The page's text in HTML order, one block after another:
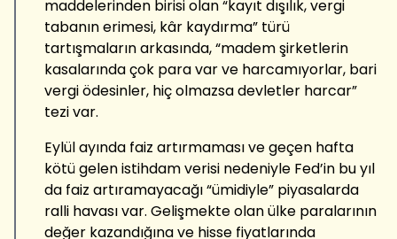
maddelerinden birisi olan “kayıt dışılık, vergi
tabanın erimesi, kâr kaydırma” türü
tartışmaların arkasında, “madem şirketlerin
kasalarında çok para var ve harcamıyorlar, bari
vergi ödesinler, hiç olmazsa devletler harcar”
tezi var.
Eylül ayında faiz artırmaması ve geçen hafta
kötü gelen istihdam verisi nedeniyle Fed’in bu yıl
da faiz artıramayacağı “ümidiyle” piyasalarda
ralli havası var. Gelişmekte olan ülke paralarının
değer kazandığına ve hisse fiyatlarında